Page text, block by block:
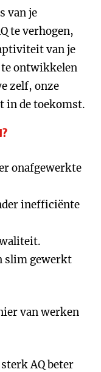
van je
te verhogen,
van je
te ontwikkelen
zelf, onze
in de toekomst.
onafgewerkte
inefficiënte
slim gewerkt
van werken
AQ beter